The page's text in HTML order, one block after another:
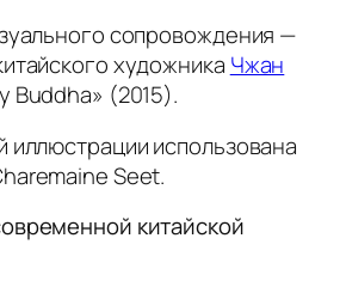
сопровождения —
художника Чжан
Buddha» (2015).
иллюстрации использована
Seet.
китайской